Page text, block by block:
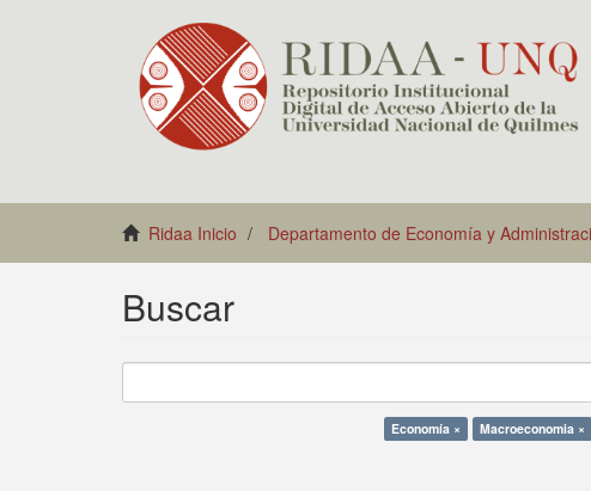
Ridaa Inicio Departamento de Economía y
Buscar
Economía × Macroeconomia ×